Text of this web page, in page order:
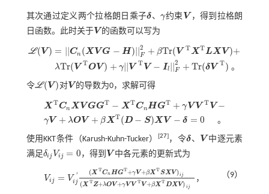
其次通过定义两个拉格朗日乘子δ
δ、γ
γ约束 V
V ，得到拉格朗
日函数。此时关于V
V 的函数可以写为
L( V ) = ||Cn (X V G − H)||2
F + βTr( V TXTLX V )+
λTr( V TOV ) + γ|| V T V − Il ||2
F + Tr(δV T) 。
C n(X VG-H)||F2+ βT VTXTLXV Tr VT O V)+γ||
令L( V )
ℒ( V ) 对V
V 的导数为0，求解可得
X TCnX V GGT − XTCnHGT + γV V T V −
γV + λOV + βXT(D − S)X V − δ = 0 。
TCn X G GT-XT C nH GT+ γ VV γV +λOV+ T S)
使用KKT条件（Karush-Kuhn-Tucker） 27 ，令δ
δ、 V
V 中逐元素
满足δi j Vi j = 0
δijVij=0 ，得到 V
V 中各元素的更新式为
Vi j = V '
i j
(X TCn HGT+γV+βX T S X V)ij
(X TZ+λOV+γV V TV+βX T DX V) ij
Vij= Vij (XTCnHGT+γV+βXTSXV)ij(XTZ+λOV+γVV D X V
， （9）